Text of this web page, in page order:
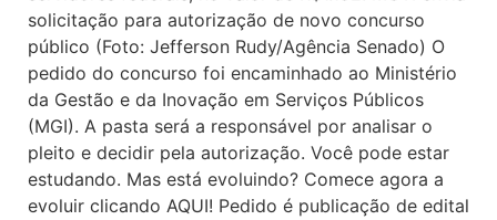
solicitação para autorização de novo concurso
público (Foto: Jefferson Rudy/Agência Senado) O
pedido do concurso foi encaminhado ao Ministério
da Gestão e da Inovação em Serviços Públicos
(MGI). A pasta será a responsável por analisar o
pleito e decidir pela autorização. Você pode estar
estudando. Mas está evoluindo? Comece agora a
evoluir clicando AQUI! Pedido é publicação de edital